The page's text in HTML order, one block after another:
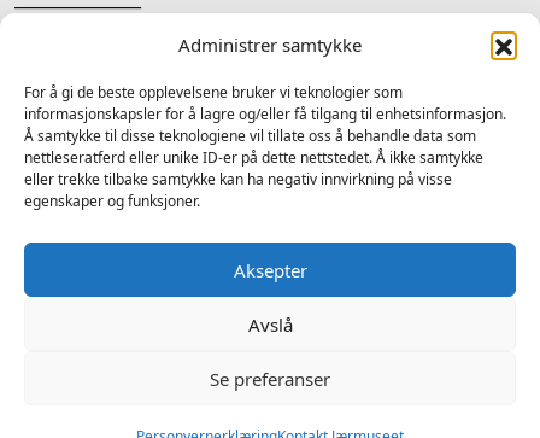
Administrer samtykke
For å gi de beste opplevelsene bruker vi teknologier som
informasjonskapsler for å lagre og/eller få tilgang til enhetsinformasjon.
Å samtykke til disse teknologiene vil tillate oss å behandle data som
nettleseratferd eller unike ID-er på dette nettstedet. Å ikke samtykke
eller trekke tilbake samtykke kan ha negativ innvirkning på visse
egenskaper og funksjoner.
Aksepter
Avslå
Se preferanser
Kviavegen 99, Nærbø
SOSIALE MEDIER
Følg oss på sosiale medium for nyheiter og tilbod
Facebook
Instagram
LinkedIn
TripAdvisor
YouTube
2025 © Jærmuseet - Alle rettigheter forbeholdt - Tlf. 913 90 361